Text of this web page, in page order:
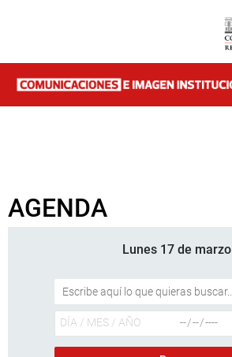
AGENDA
Lunes 17 de marzo